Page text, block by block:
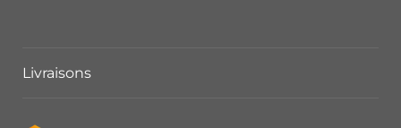
Livraisons